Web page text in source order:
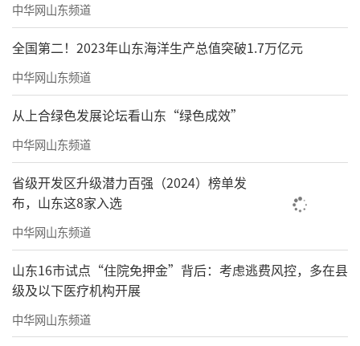
中华网山东频道
全国第二！2023年山东海洋生产总值突破1.7万亿元
中华网山东频道
从上合绿色发展论坛看山东“绿色成效”
中华网山东频道
省级开发区升级潜力百强（2024）榜单发
布，山东这8家入选
中华网山东频道
山东16市试点“住院免押金”背后：考虑逃费风控，多在县
级及以下医疗机构开展
中华网山东频道